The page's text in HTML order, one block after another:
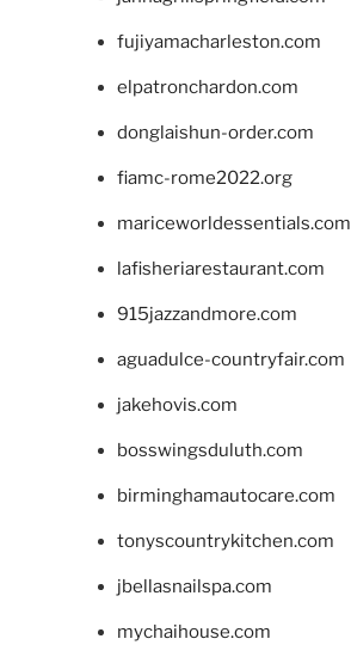
fujiyamacharleston.com
elpatronchardon.com
donglaishun-order.com
fiamc-rome2022.org
mariceworldessentials.com
lafisheriarestaurant.com
915jazzandmore.com
aguadulce-countryfair.com
jakehovis.com
bosswingsduluth.com
birminghamautocare.com
tonyscountrykitchen.com
jbellasnailspa.com
mychaihouse.com